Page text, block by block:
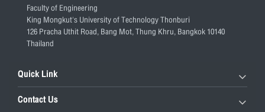
Faculty of Engineering
King Mongkut's University of Technology Thonburi
126 Pracha Uthit Road, Bang Mot, Thung Khru, Bangkok 10140
Thailand
Quick Link
Contact Us